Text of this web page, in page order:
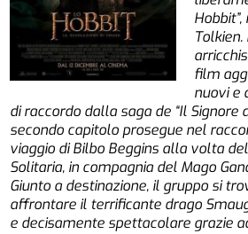
film
nuovi e
di raccordo dalla saga de “Il Signore
secondo capitolo prosegue nel
viaggio di Bilbo Beggins alla volta
Solitaria, in compagnia del Mago
Giunto a destinazione, il gruppo si
affrontare il terrificante drago
e decisamente spettacolare grazie